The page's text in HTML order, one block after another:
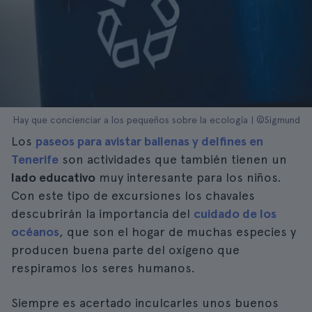
Hay que concienciar a los pequeños sobre la ecología | ©Sigmund
Los paseos para avistar ballenas y delfines en
Tenerife son actividades que también tienen un
lado educativo muy interesante para los niños.
Con este tipo de excursiones los chavales
descubrirán la importancia del cuidado de los
océanos, que son el hogar de muchas especies y
producen buena parte del oxígeno que
respiramos los seres humanos.
Siempre es acertado inculcarles unos buenos